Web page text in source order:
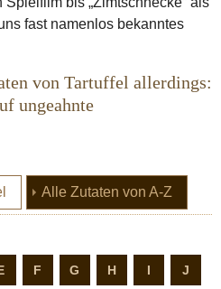
fast namenlos bekanntes
von Tartuffel allerdings:
ungeahnte
Alle Zutaten von A-Z
F G H I J